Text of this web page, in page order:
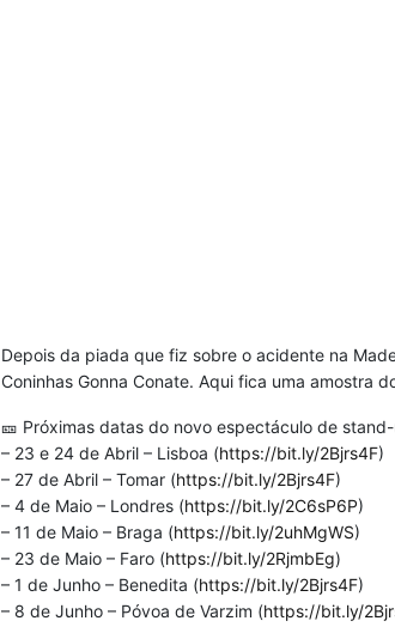
Depois da piada que fiz sobre o acidente na
Coninhas Gonna Conate. Aqui fica uma amostra
🎫 Próximas datas do novo espectáculo de
– 23 e 24 de Abril – Lisboa (https://bit.ly/2Bjrs4F)
– 27 de Abril – Tomar (https://bit.ly/2Bjrs4F)
– 4 de Maio – Londres (https://bit.ly/2C6sP6P)
– 11 de Maio – Braga (https://bit.ly/2uhMgWS)
– 23 de Maio – Faro (https://bit.ly/2RjmbEg)
– 1 de Junho – Benedita (https://bit.ly/2Bjrs4F)
– 8 de Junho – Póvoa de Varzim (https://bit.ly/